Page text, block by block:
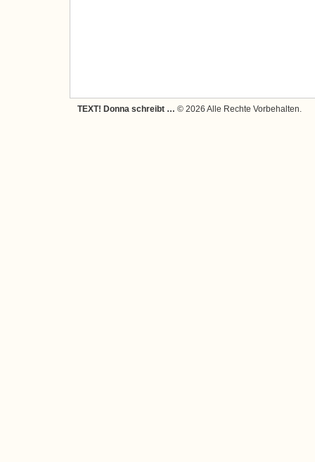
TEXT! Donna schreibt … © 2026 Alle Rechte Vorbehalten.